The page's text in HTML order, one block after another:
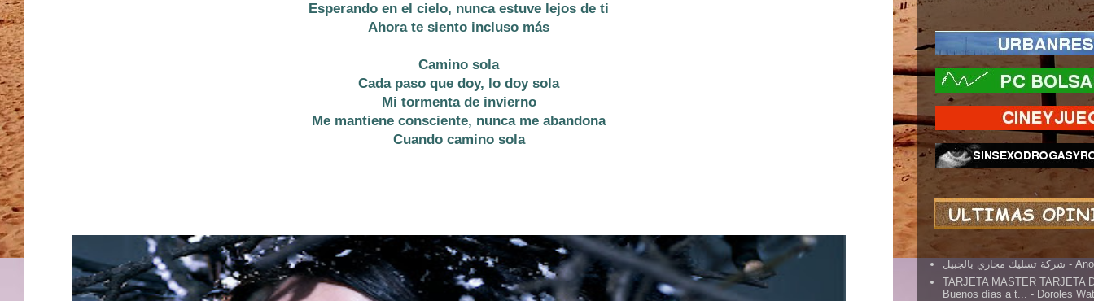
Esperando en el cielo, nunca estuve lejos de ti
Ahora te siento incluso más
Camino sola
Cada paso que doy, lo doy sola
Mi tormenta de invierno
Me mantiene consciente, nunca me abandona
Cuando camino sola
شركة تسليك مجاري بالجبيل -
TARJETA MASTER TARJETA
Buenos días a t...
- Doroles